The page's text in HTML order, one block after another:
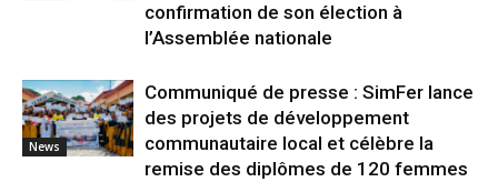
confirmation de son élection à
l’Assemblée nationale
News
Communiqué de presse : SimFer lance
des projets de développement
communautaire local et célèbre la
remise des diplômes de 120 femmes